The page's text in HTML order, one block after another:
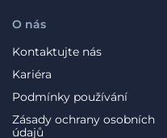
O nás
Kontaktujte nás
Kariéra
Podmínky používání
Zásady ochrany osobních
údajů